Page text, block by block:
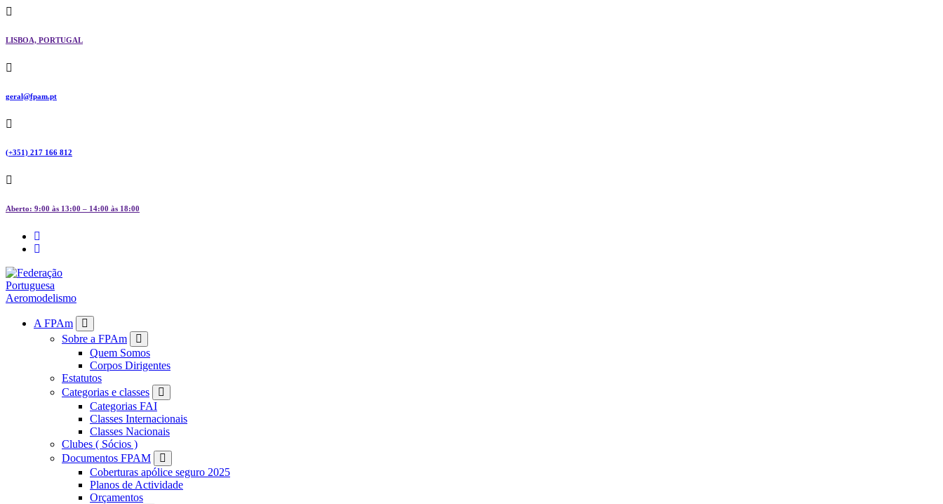
Skip
content
LISBOA, PORTUGAL
geral@fpam.pt
(+351) 217 166 812
Aberto: 9:00 às 13:00 – 14:00 às 18:00
FPAMA FPAm
Sobre a FPAm
Quem Somos
Corpos Dirigentes
Estatutos
Categorias e classes
Categorias FAI
Classes Internacionais
Classes Nacionais
Clubes ( Sócios )
Documentos FPAM
Coberturas apólice seguro 2025
Planos de Actividade
Orçamentos